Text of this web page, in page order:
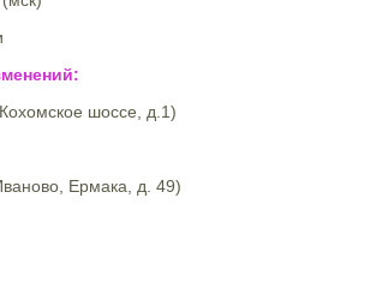
шоссе, д.1)
Ермака, д. 49)